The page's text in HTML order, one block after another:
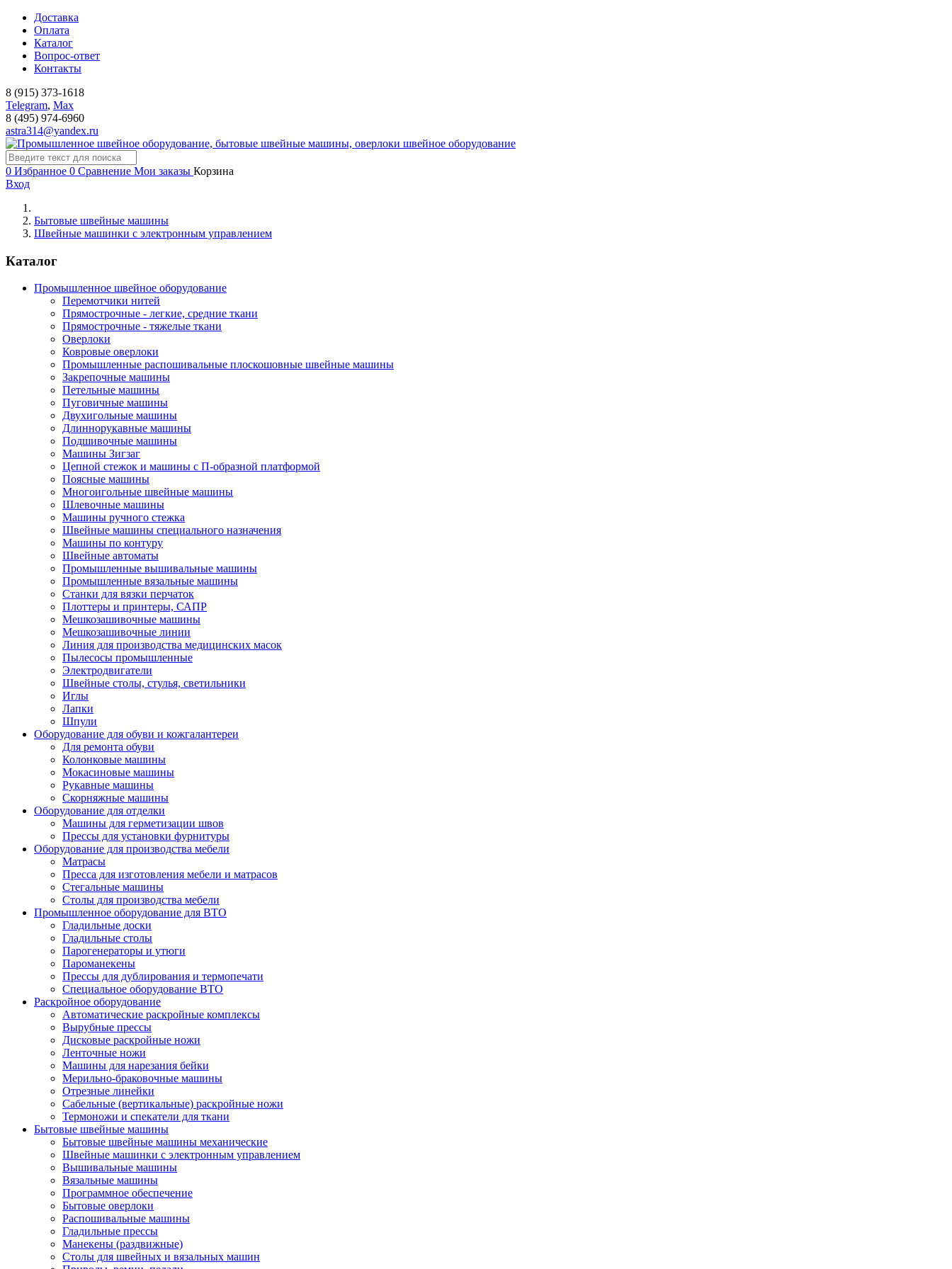
Доставка
Оплата
Каталог
Вопрос-ответ
Контакты
8 (915) 373-1618
Telegram, Мах
8 (495) 974-6960
astra314@yandex.ru
швейное оборудование
0 Избранное 0 Сравнение Мои заказы Корзина
Вход
Бытовые швейные машины
Швейные машинки с электронным управлением
Каталог
Промышленное швейное оборудование
Перемотчики нитей
Прямострочные - легкие, средние ткани
Прямострочные - тяжелые ткани
Оверлоки
Ковровые оверлоки
Промышленные распошивальные плоскошовные швейные машины
Закрепочные машины
Петельные машины
Пуговичные машины
Двухигольные машины
Длиннорукавные машины
Подшивочные машины
Машины Зигзаг
Цепной стежок и машины с П-образной платформой
Поясные машины
Многоигольные швейные машины
Шлевочные машины
Машины ручного стежка
Швейные машины специального назначения
Машины по контуру
Швейные автоматы
Промышленные вышивальные машины
Промышленные вязальные машины
Станки для вязки перчаток
Плоттеры и принтеры, САПР
Мешкозашивочные машины
Мешкозашивочные линии
Линия для производства медицинских масок
Пылесосы промышленные
Электродвигатели
Швейные столы, стулья, светильники
Иглы
Лапки
Шпули
Оборудование для обуви и кожгалантереи
Для ремонта обуви
Колонковые машины
Мокасиновые машины
Рукавные машины
Скорняжные машины
Оборудование для отделки
Машины для герметизации швов
Прессы для установки фурнитуры
Оборудование для производства мебели
Матрасы
Пресса для изготовления мебели и матрасов
Стегальные машины
Столы для производства мебели
Промышленное оборудование для ВТО
Гладильные доски
Гладильные столы
Парогенераторы и утюги
Пароманекены
Прессы для дублирования и термопечати
Специальное оборудование ВТО
Раскройное оборудование
Автоматические раскройные комплексы
Вырубные прессы
Дисковые раскройные ножи
Ленточные ножи
Машины для нарезания бейки
Мерильно-браковочные машины
Отрезные линейки
Сабельные (вертикальные) раскройные ножи
Термоножи и спекатели для ткани
Бытовые швейные машины
Бытовые швейные машины механические
Швейные машинки с электронным управлением
Вышивальные машины
Вязальные машины
Программное обеспечение
Бытовые оверлоки
Распошивальные машины
Гладильные прессы
Манекены (раздвижные)
Столы для швейных и вязальных машин